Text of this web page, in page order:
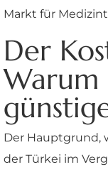
Markt für
Der
Warum
Der Hauptgrund,
der Türkei im